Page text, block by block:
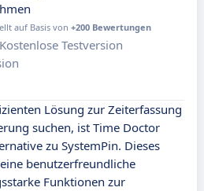
auf Basis von +200 Bewertungen
Kostenlose Testversion
Lösung zur Zeiterfassung
suchen, ist Time Doctor
zu SystemPin. Dieses
benutzerfreundliche
Funktionen zur